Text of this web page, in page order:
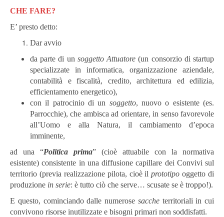
CHE FARE?
E’ presto detto:
Dar avvio
da parte di un soggetto Attuatore (un consorzio di startup
specializzate in informatica, organizzazione aziendale,
contabilità e fiscalità, credito, architettura ed edilizia,
efficientamento energetico),
con il patrocinio di un soggetto, nuovo o esistente (es.
Parrocchie), che ambisca ad orientare, in senso favorevole
all’Uomo e alla Natura, il cambiamento d’epoca
imminente,
ad una “Politica prima” (cioè attuabile con la normativa
esistente) consistente in una diffusione capillare dei Convivi sul
territorio (previa realizzazione pilota, cioè ilprototipooggetto di
produzione in serie: è tutto ciò che serve… scusate se è troppo!).
E questo, cominciando dalle numerose saccheterritoriali in cui
convivono risorse inutilizzate e bisogni primari non soddisfatti.